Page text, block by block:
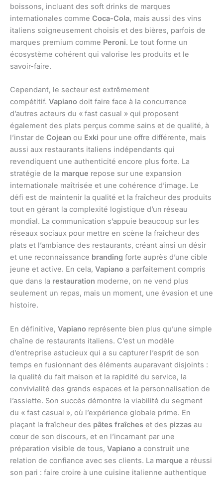
boissons, incluant des soft drinks de marques
internationales comme Coca-Cola, mais aussi des vins
italiens soigneusement choisis et des bières, parfois de
marques premium comme Peroni. Le tout forme un
écosystème cohérent qui valorise les produits et le
savoir-faire.
Cependant, le secteur est extrêmement
compétitif. Vapiano doit faire face à la concurrence
d’autres acteurs du « fast casual » qui proposent
également des plats perçus comme sains et de qualité, à
l’instar de Cojean ou Exki pour une offre différente, mais
aussi aux restaurants italiens indépendants qui
revendiquent une authenticité encore plus forte. La
stratégie de la marque repose sur une expansion
internationale maîtrisée et une cohérence d’image. Le
défi est de maintenir la qualité et la fraîcheur des produits
tout en gérant la complexité logistique d’un réseau
mondial. La communication s’appuie beaucoup sur les
réseaux sociaux pour mettre en scène la fraîcheur des
plats et l’ambiance des restaurants, créant ainsi un désir
et une reconnaissance branding forte auprès d’une cible
jeune et active. En cela, Vapiano a parfaitement compris
que dans la restauration moderne, on ne vend plus
seulement un repas, mais un moment, une évasion et une
histoire.
En définitive, Vapiano représente bien plus qu’une simple
chaîne de restaurants italiens. C’est un modèle
d’entreprise astucieux qui a su capturer l’esprit de son
temps en fusionnant des éléments auparavant disjoints :
la qualité du fait maison et la rapidité du service, la
convivialité des grands espaces et la personnalisation de
l’assiette. Son succès démontre la viabilité du segment
du « fast casual », où l’expérience globale prime. En
plaçant la fraîcheur des pâtes fraîches et des pizzas au
cœur de son discours, et en l’incarnant par une
préparation visible de tous, Vapiano a construit une
relation de confiance avec ses clients. La marque a réussi
son pari : faire croire à une cuisine italienne authentique